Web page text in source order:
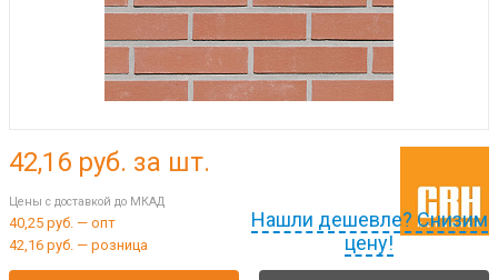
Нашли дешевле? Снизим
цену!
42,16 руб. за шт.
Цены с доставкой до МКАД
40,25 руб. — опт
42,16 руб. — розница